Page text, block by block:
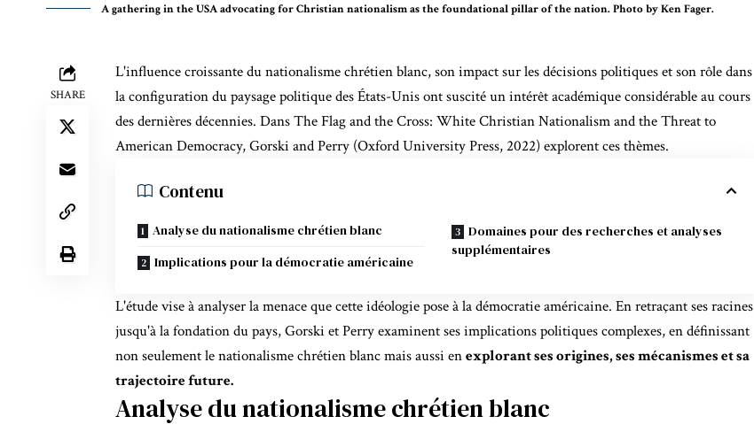
A gathering in the USA advocating for Christian nationalism as the foundational pillar of the nation. Photo by Ken Fager.
SHARE
L'influence croissante du nationalisme chrétien blanc, son impact sur les décisions politiques et son rôle dans
la configuration du paysage politique des États-Unis ont suscité un intérêt académique considérable au cours
des dernières décennies. DansThe Flag and the Cross: White Christian Nationalism and the Threat to
American Democracy, Gorski and Perry (Oxford University Press, 2022) explorent ces thèmes.
Contenu
Analyse du nationalisme chrétien blanc
Implications pour la démocratie américaine
Domaines pour des recherches et analyses
supplémentaires
L'étude vise à analyser la menace que cette idéologie pose à la démocratie américaine. En retraçant ses racines
jusqu'à la fondation du pays, Gorski et Perry examinent ses implications politiques complexes, en définissant
non seulement le nationalisme chrétien blanc mais aussi enexplorant ses origines, ses mécanismes et sa
trajectoire future.
Analyse du nationalisme chrétien blanc